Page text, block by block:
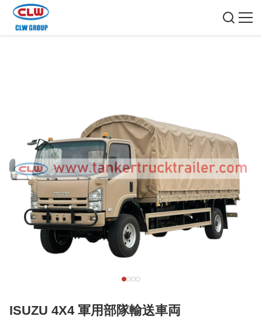
ISUZU 4X4 軍用部隊輸送車両